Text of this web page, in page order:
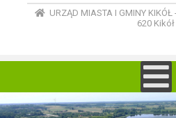
URZĄD MIASTA I GMINY
620 Kikół